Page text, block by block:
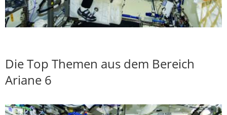
Die Top Themen aus dem Bereich
Ariane 6